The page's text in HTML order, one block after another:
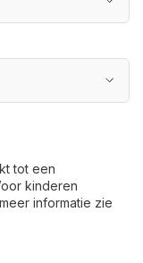
tot een
kinderen
informatie zie